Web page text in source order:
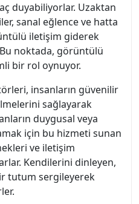
duyabiliyorlar. Uzaktan
sanal eğlence ve hatta
iletişim giderek
noktada, görüntülü
bir rol oynuyor.
insanların güvenilir
sağlayarak
duygusal veya
için bu hizmeti sunan
ve iletişim
Kendilerini dinleyen,
tutum sergileyerek